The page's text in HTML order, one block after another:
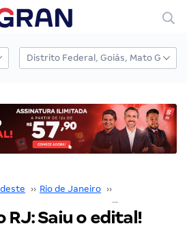
›› Rio de Janeiro ››
RJ: Saiu o edital!